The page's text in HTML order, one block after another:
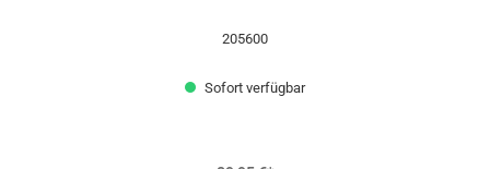
205600
Sofort verfügbar